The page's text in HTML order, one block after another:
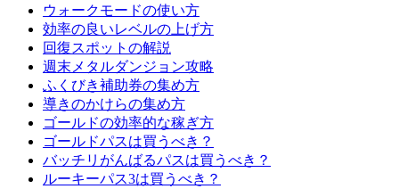
ウォークモードの使い方
効率の良いレベルの上げ方
回復スポットの解説
週末メタルダンジョン攻略
ふくびき補助券の集め方
導きのかけらの集め方
ゴールドの効率的な稼ぎ方
ゴールドパスは買うべき？
バッチリがんばるパスは買うべき？
ルーキーパス3は買うべき？